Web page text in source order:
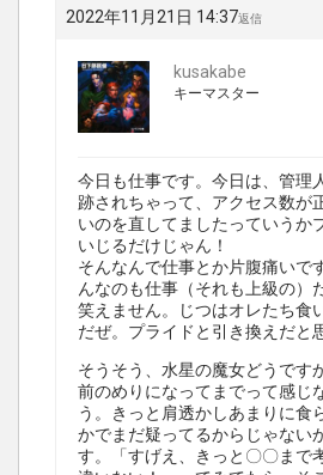
2022年11月21日 14:37返信
kusakabe
キーマスター
今日も仕事です。今日は、管理
跡されちゃって、アクセス数が
いのを直してましたっていうか
いじるだけじゃん！
そんなんで仕事とか片腹痛いで
んなのも仕事（それも上級の）
笑えません。じつはオレたち食
だぜ。プライドと引き換えだと
そうそう、水星の魔女どうです
前のめりになってまでって感じ
う。きっと肩透かしあまりに食
かでまだ疑ってるからじゃない
す。「すげえ、きっと〇〇まで